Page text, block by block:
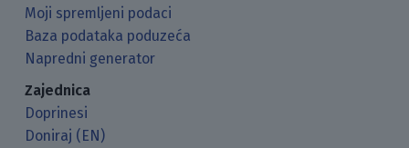
Moji spremljeni podaci
Baza podataka poduzeća
Napredni generator
Zajednica
Doprinesi
Doniraj (EN)